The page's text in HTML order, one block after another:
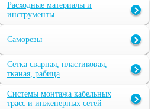
Расходные материалы и
инструменты
Саморезы
Сетка сварная, пластиковая,
тканая, рабица
Системы монтажа кабельных
трасс и инженерных сетей